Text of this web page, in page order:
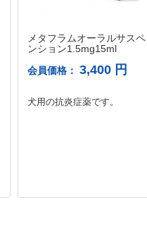
メタフラムオーラルサスペ
ンション1.5mg15ml
会員価格： 3,400 円
犬用の抗炎症薬です。